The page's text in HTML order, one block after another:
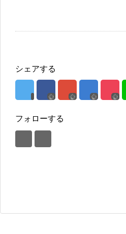
シェアする
フォローする